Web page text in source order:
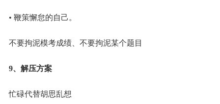
• 鞭策懈怠的自己。
不要拘泥模考成绩、不要拘泥某个题目
9、解压方案
忙碌代替胡思乱想